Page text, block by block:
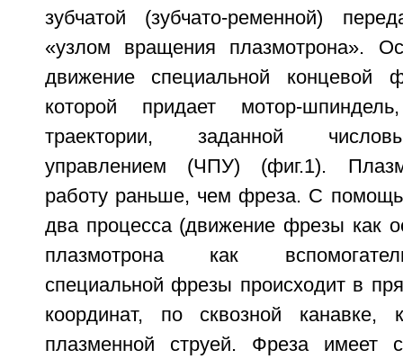
зубчатой (зубчато-ременной)
«узлом вращения плазмотрона».
движение специальной концевой
которой придает мотор-
траектории, заданной
управлением (ЧПУ) (фиг.1).
работу раньше, чем фреза. С
два процесса (движение фрезы как
плазмотрона как
специальной фрезы происходит в
координат, по сквозной канавке,
плазменной струей. Фреза имеет